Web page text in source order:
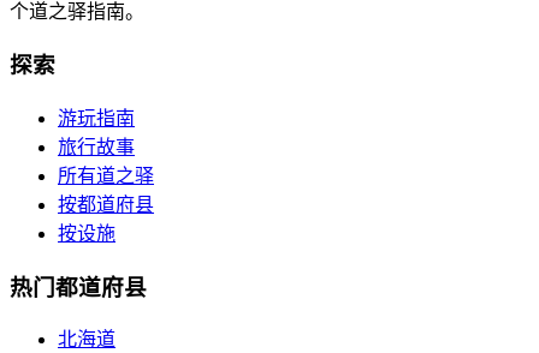
个道之驿指南。
探索
游玩指南
旅行故事
所有道之驿
按都道府县
按设施
热门都道府县
北海道